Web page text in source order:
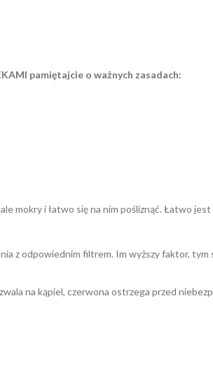
pamiętajcie o ważnych zasadach:
mokry i łatwo się na nim pośliznąć. Łatwo jest
z odpowiednim filtrem. Im wyższy faktor,
na kąpiel, czerwona ostrzega przed